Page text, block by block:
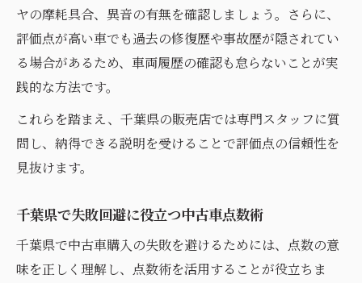
ヤの摩耗具合、異音の有無を確認しましょう。さらに、
評価点が高い車でも過去の修復歴や事故歴が隠されてい
る場合があるため、車両履歴の確認も怠らないことが実
践的な方法です。
これらを踏まえ、千葉県の販売店では専門スタッフに質
問し、納得できる説明を受けることで評価点の信頼性を
見抜けます。
千葉県で失敗回避に役立つ中古車点数術
千葉県で中古車購入の失敗を避けるためには、点数の意
味を正しく理解し、点数術を活用することが役立ちま